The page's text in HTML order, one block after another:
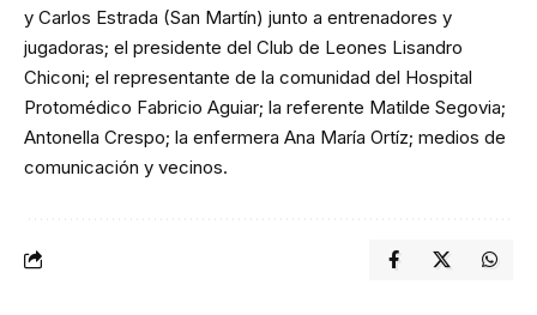
y Carlos Estrada (San Martín) junto a entrenadores y
jugadoras; el presidente del Club de Leones Lisandro
Chiconi; el representante de la comunidad del Hospital
Protomédico Fabricio Aguiar; la referente Matilde Segovia;
Antonella Crespo; la enfermera Ana María Ortíz; medios de
comunicación y vecinos.